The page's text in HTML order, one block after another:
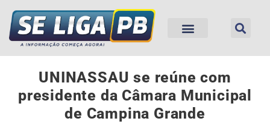
UNINASSAU se reúne com
presidente da Câmara Municipal
de Campina Grande